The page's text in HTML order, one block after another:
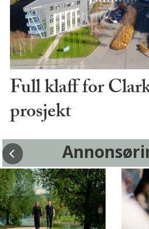
Full klaff for
prosjekt